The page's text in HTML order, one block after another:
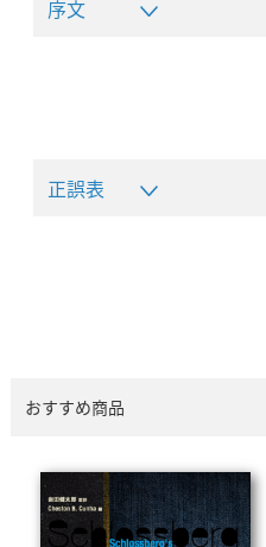
序文
正誤表
おすすめ商品